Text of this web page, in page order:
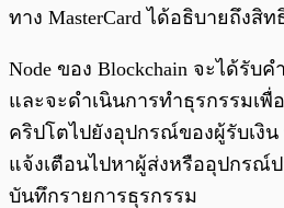
ทาง MasterCard ได้อธิบายถึงสิ
Node ของ Blockchain จะได้รับ
และจะดำเนินการทำธุรกรรมเพื่
คริปโตไปยังอุปกรณ์ของผู้รับเงิน
แจ้งเตือนไปหาผู้ส่งหรืออุปกรณ์
บันทึกรายการธุรกรรม